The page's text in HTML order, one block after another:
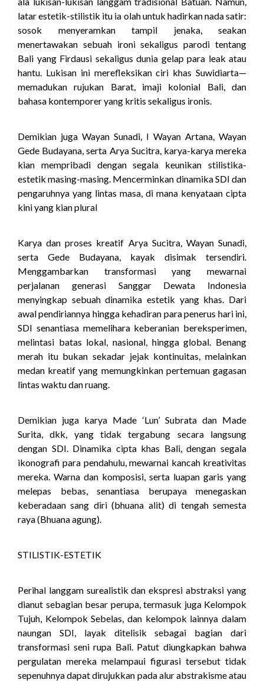
latar estetik-stilistik itu ia olah untuk hadirkan nada satir:
sosok menyeramkan tampil jenaka, seakan
menertawakan sebuah ironi sekaligus parodi tentang
Bali yang Firdausi sekaligus dunia gelap para leak atau
hantu. Lukisan ini merefleksikan ciri khas Suwidiarta—
memadukan rujukan Barat, imaji kolonial Bali, dan
bahasa kontemporer yang kritis sekaligus ironis.
Demikian juga Wayan Sunadi, I Wayan Artana, Wayan
Gede Budayana, serta Arya Sucitra, karya-karya mereka
kian mempribadi dengan segala keunikan stilistika-
estetik masing-masing. Mencerminkan dinamika SDI dan
pengaruhnya yang lintas masa, di mana kenyataan cipta
kini yang kian plural
Karya dan proses kreatif Arya Sucitra, Wayan Sunadi,
serta Gede Budayana, kayak disimak tersendiri.
Menggambarkan transformasi yang mewarnai
perjalanan generasi Sanggar Dewata Indonesia
menyingkap sebuah dinamika estetik yang khas. Dari
awal pendiriannya hingga kehadiran para penerus hari ini,
SDI senantiasa memelihara keberanian bereksperimen,
melintasi batas lokal, nasional, hingga global. Benang
merah itu bukan sekadar jejak kontinuitas, melainkan
medan kreatif yang memungkinkan pertemuan gagasan
lintas waktu dan ruang.
Demikian juga karya Made ‘Lun’ Subrata dan Made
Surita, dkk, yang tidak tergabung secara langsung
dengan SDI. Dinamika cipta khas Bali, dengan segala
ikonografi para pendahulu, mewarnai kancah kreativitas
mereka. Warna dan komposisi, serta luapan garis yang
melepas bebas, senantiasa berupaya menegaskan
keberadaan sang diri (bhuana alit) di tengah semesta
raya (Bhuana agung).
STILISTIK-ESTETIK
Perihal langgam surealistik dan ekspresi abstraksi yang
dianut sebagian besar perupa, termasuk juga Kelompok
Tujuh, Kelompok Sebelas, dan kelompok lainnya dalam
naungan SDI, layak ditelisik sebagai bagian dari
transformasi seni rupa Bali. Patut diungkapkan bahwa
pergulatan mereka melampaui figurasi tersebut tidak
sepenuhnya dapat dirujukkan pada alur abstrakisme atau